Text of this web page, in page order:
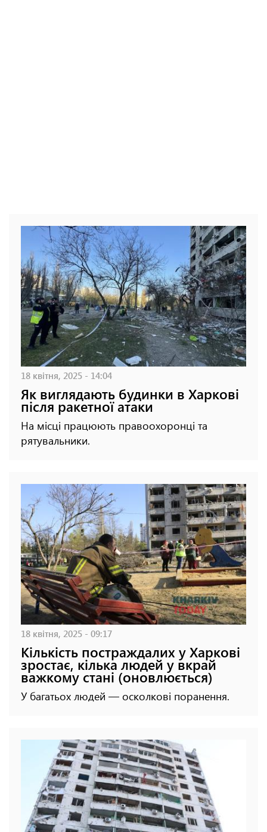
18 квітня, 2025 - 14:04
Як виглядають будинки в Харкові
після ракетної атаки
На місці працюють правоохоронці та
рятувальники.
18 квітня, 2025 - 09:17
Кількість постраждалих у Харкові
зростає, кілька людей у вкрай
важкому стані (оновлюється)
У багатьох людей — осколкові поранення.